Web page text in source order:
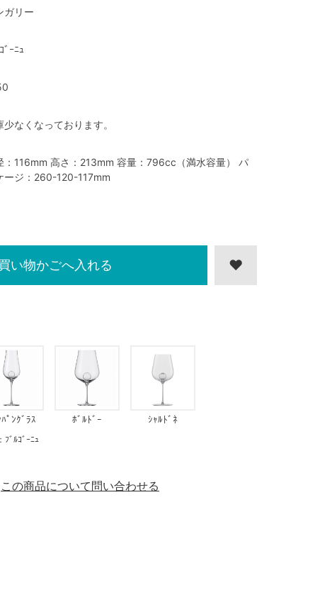
ガリー
ﾞｰﾆｭ
少なくなっております。
：116mm 高さ：213mm 容量：796cc（満水容量） パ
ージ：260-120-117mm
ﾟﾝｸﾞﾗｽ ﾎﾞﾙﾄﾞｰ ｼｬﾙﾄﾞﾈ
ﾞﾙｺﾞｰﾆｭ
い物かごへ入れる
この商品について問い合わせる